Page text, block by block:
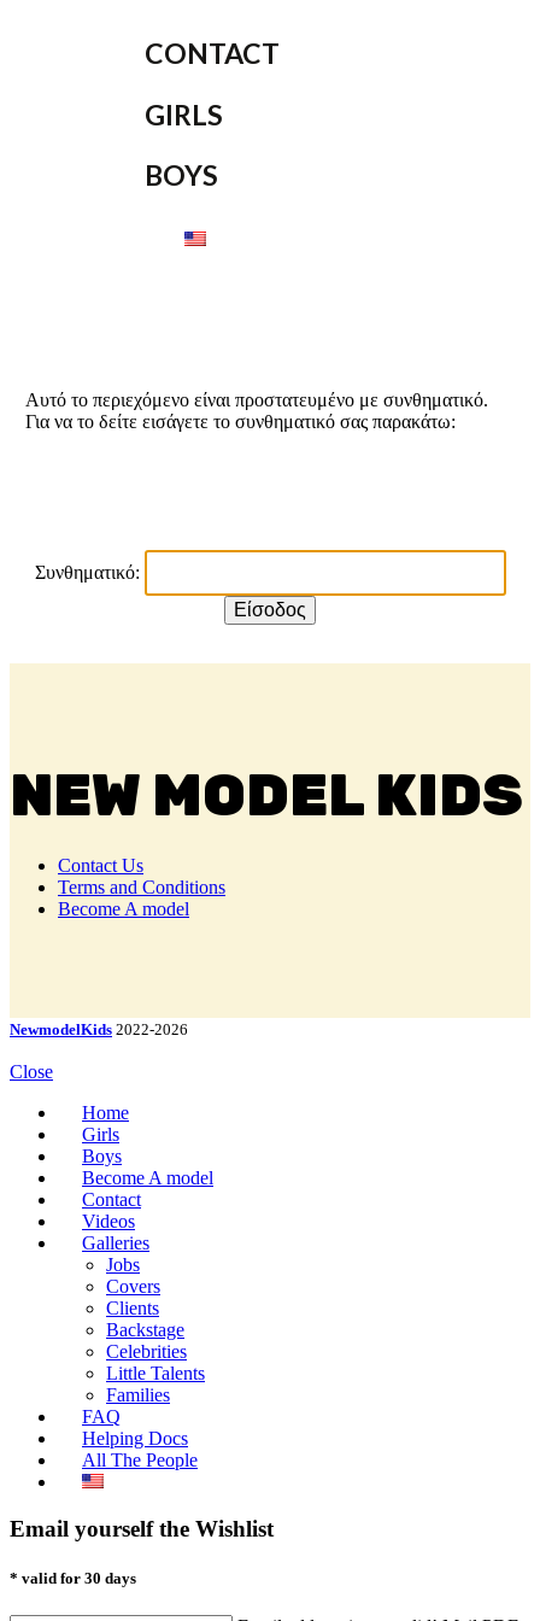
CONTACT
GIRLS
BOYS
Αυτό το περιεχόμενο είναι προστατευμένο με συνθηματικό.
Για να το δείτε εισάγετε το συνθηματικό σας παρακάτω:
Συνθηματικό:
NEW MODEL KIDS
Contact Us
Terms and Conditions
Become A model
NewmodelKids 2022-2026
Close
Home
Girls
Boys
Become A model
Contact
Videos
Galleries
Jobs
Covers
Clients
Backstage
Celebrities
Little Talents
Families
FAQ
Helping Docs
All The People
Email yourself the Wishlist
* valid for 30 days